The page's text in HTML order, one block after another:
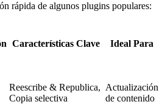
rápida de algunos plugins populares:
Características Clave Ideal Para
Reescribe & Republica,
Copia selectiva
Actualización
de contenido